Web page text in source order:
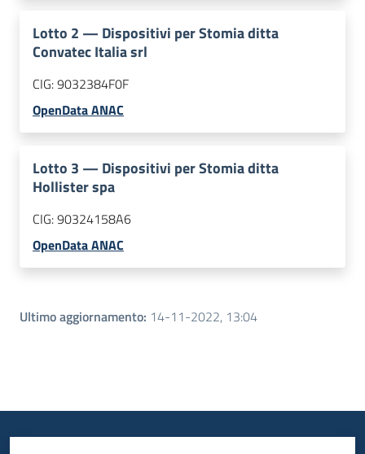
Lotto 2 — Dispositivi per Stomia ditta
Convatec Italia srl
CIG:9032384F0F
OpenData ANAC
Lotto 3 — Dispositivi per Stomia ditta
Hollister spa
CIG:90324158A6
OpenData ANAC
Ultimo aggiornamento: 14-11-2022, 13:04